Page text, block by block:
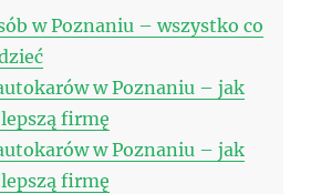
w Poznaniu – wszystko co
w Poznaniu – jak
firmę
w Poznaniu – jak
firmę